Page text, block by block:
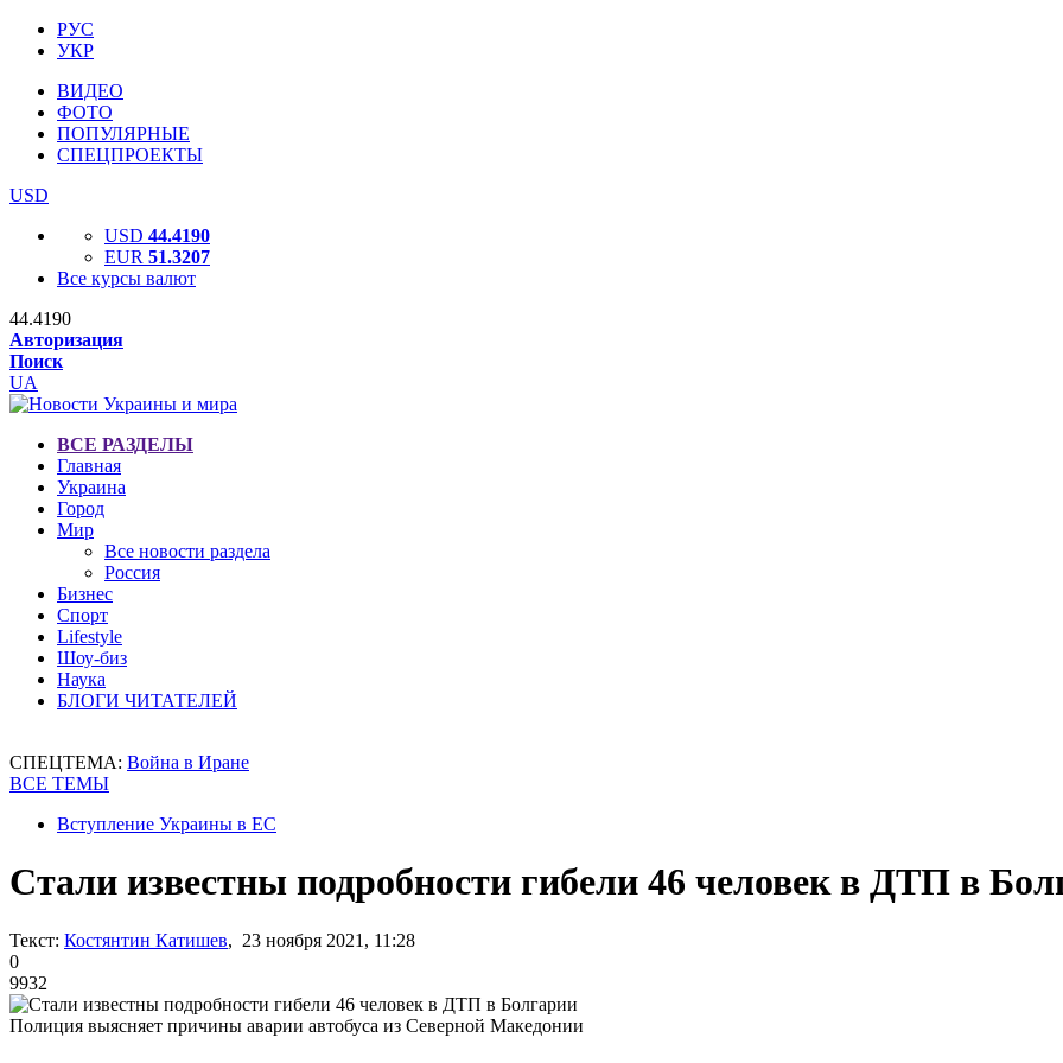
РУС
УКР
ВИДЕО
ФОТО
ПОПУЛЯРНЫЕ
СПЕЦПРОЕКТЫ
USD
USD 44.4190
EUR 51.3207
Все курсы валют
44.4190
Авторизация
Поиск
UA
ВСЕ РАЗДЕЛЫ
Главная
Украина
Город
Мир
Все новости раздела
Россия
Бизнес
Спорт
Lifestyle
Шоу-биз
Наука
БЛОГИ ЧИТАТЕЛЕЙ
СПЕЦТЕМА: Война в Иране
ВСЕ ТЕМЫ
Вступление Украины в ЕС
Стали известны подробности гибели 46 человек в ДТП в
Текст: Костянтин Катишев, 23 ноября 2021, 11:28
0
9932
Полиция выясняет причины аварии автобуса из Северной Македонии